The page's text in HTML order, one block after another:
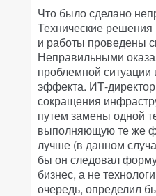
Что было сделано
Технические
и работы проведены
Неправильными
проблемной ситуации
эффекта. ИТ-
сокращения
путем замены одной
выполняющую те же
лучше (в данном
бы он следовал
бизнес, а не
очередь, определил